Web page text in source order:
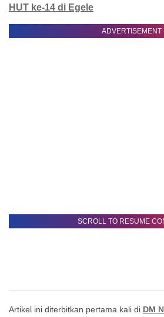
HUT ke-14 di Egele
ADVERTISEMENT
SCROLL TO RESUME
Artikel ini diterbitkan pertama kali di DM